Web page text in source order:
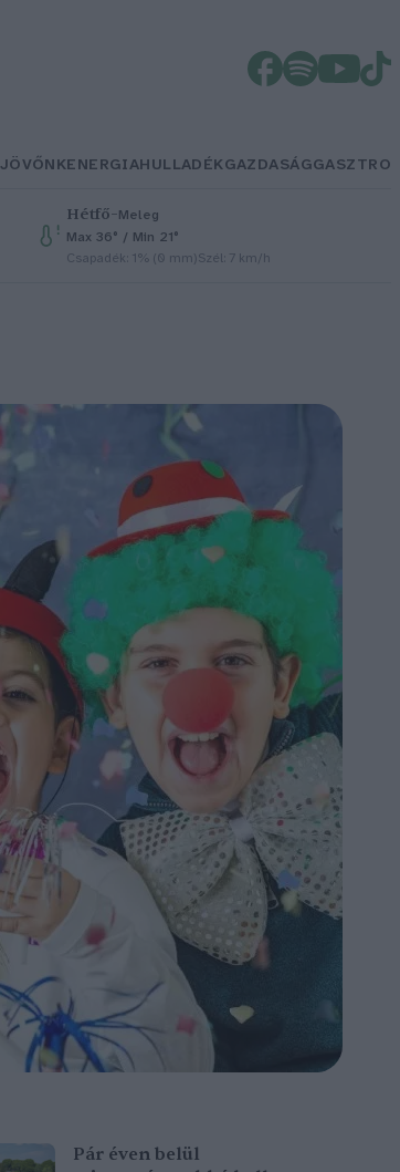
JÖVŐNKENERGIAHULLADÉKGAZDASÁGGASZTRO
Hétfő–Meleg
Max 36° / Min 21°
Csapadék: 1% (0 mm)Szél: 7 km/h
Pár éven belül